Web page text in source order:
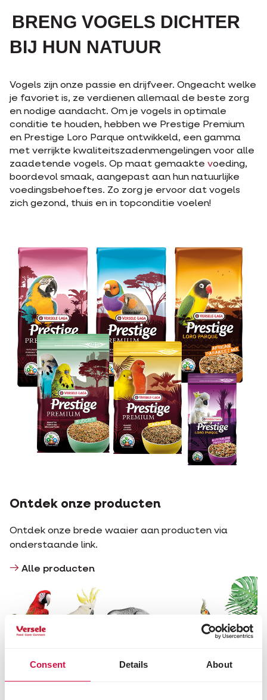
Consent Details About
BRENG VOGELS DICHTER
BIJ HUN NATUUR
Vogels zijn onze passie en drijfveer. Ongeacht welke
je favoriet is, ze verdienen allemaal de beste zorg
en nodige aandacht. Om je vogels in optimale
conditie te houden, hebben we Prestige Premium
en Prestige Loro Parque ontwikkeld, een gamma
met verrijkte kwaliteitszadenmengelingen voor alle
zaadetende vogels. Op maat gemaakte voeding,
boordevol smaak, aangepast aan hun natuurlijke
voedingsbehoeftes. Zo zorg je ervoor dat vogels
zich gezond, thuis en in topconditie voelen!
Ontdek onze producten
Ontdek onze brede waaier aan producten via
onderstaande link.
Alle producten